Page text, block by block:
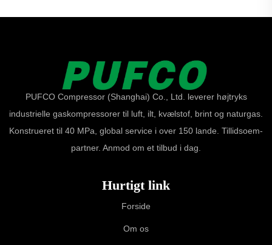
PUFCO Compressor (Shanghai) Co., Ltd. leverer højtryks
industrielle gaskompressorer til luft, ilt, kvælstof, brint og naturgas.
Konstrueret til 40 MPa, global service i over 150 lande. Tillidsoem-
partner. Anmod om et tilbud i dag.
Hurtigt link
Forside
Om os